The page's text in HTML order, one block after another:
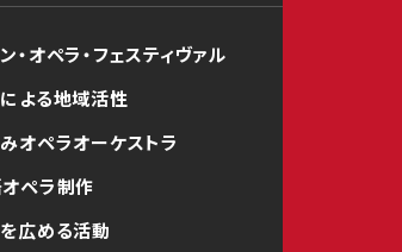
・オペラ・フェスティヴァル
よる地域活性
オペラオーケストラ
ペラ制作
広める活動